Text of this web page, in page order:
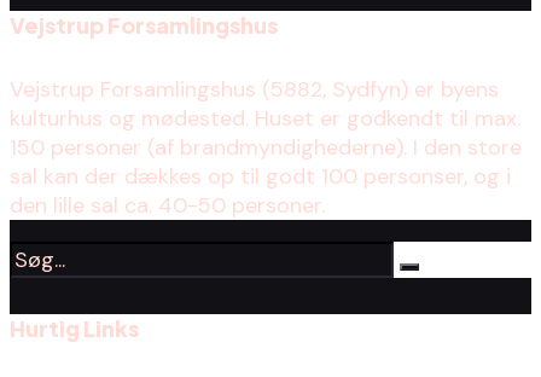
Vejstrup Forsamlingshus
Vejstrup Forsamlingshus (5882, Sydfyn) er byens
kulturhus og mødested. Huset er godkendt til max.
150 personer (af brandmyndighederne). I den store
sal kan der dækkes op til godt 100 personser, og i
den lille sal ca. 40-50 personer.
Hurtig Links